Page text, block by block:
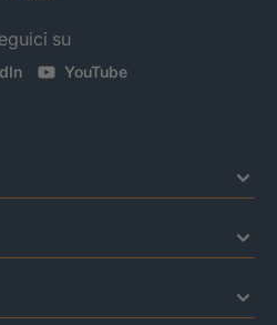
su
YouTube